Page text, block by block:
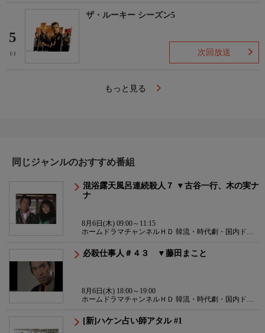
5
(-)
ザ・ルーキー シーズン5
次回放送
もっと見る
同じジャンルのおすすめ番組
混浴露天風呂連続殺人７ ▼古谷一行、木の実ナ
ナ
8月6日(木) 09:00～11:15
ホームドラマチャンネルＨＤ 韓流・時代劇・国内ドラ
必殺仕事人＃４３ ▼藤田まこと
8月6日(木) 18:00～19:00
ホームドラマチャンネルＨＤ 韓流・時代劇・国内ドラ
[新]ハケン占い師アタル #1